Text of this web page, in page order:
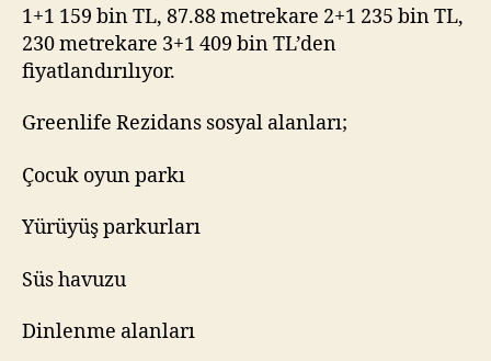
1+1 159 bin TL, 87.88 metrekare 2+1 235 bin TL,
230 metrekare 3+1 409 bin TL’den
fiyatlandırılıyor.
Greenlife Rezidans sosyal alanları;
Çocuk oyun parkı
Yürüyüş parkurları
Süs havuzu
Dinlenme alanları